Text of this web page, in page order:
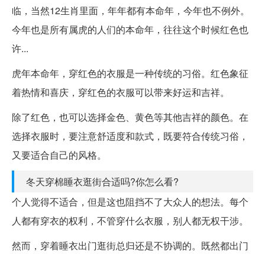
临，当然12生肖里面，年年都有本命年，今年也不例外。
今年也是所有属虎的人们的本命年，往往这个时候红色也
许...
虎年本命年，穿红色的衣服是一种传统的习俗。红色象征
着热情和喜庆，穿红色的衣服可以带来好运和吉祥。
除了红色，也可以选择金色、黄色等其他吉祥的颜色。在
选择衣服时，要注意舒适度和款式，既要符合传统习俗，
又要适合自己的风格。
冬天穿棉睡衣逛街合适吗?你怎么看?
个人觉得不适合，但是这也阻挡不了大众人的想法。每个
人都有穿衣的权利，不管穿什么衣服，别人都无权干涉。
然而，穿着睡衣出门逛街总归还是不协调的。既然都出门